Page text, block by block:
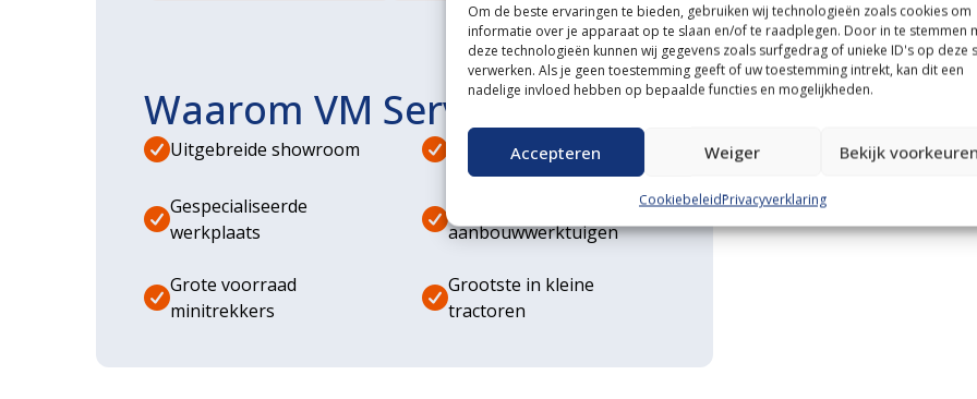
Om de beste ervaringen te bieden, gebruiken wij technologieën zoals cookies om
informatie over je apparaat op te slaan en/of te raadplegen. Door in te stemmen
deze technologieën kunnen wij gegevens zoals surfgedrag of unieke ID's op deze
verwerken. Als je geen toestemming geeft of uw toestemming intrekt, kan dit een
nadelige invloed hebben op bepaalde functies en mogelijkheden.
Accepteren Weiger Bekijk
CookiebeleidPrivacyverklaring
Waarom VM Service
Uitgebreide showroom Eigen transportservice
Gespecialiseerde
werkplaats
aanbouwwerktuigen
Grote voorraad
minitrekkers
Grootste in kleine
tractoren